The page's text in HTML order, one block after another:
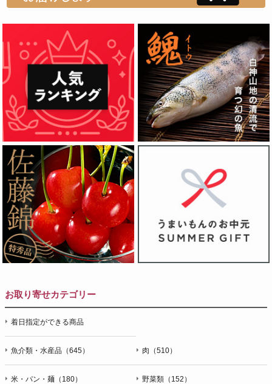
お取り寄せカテゴリー
着日指定ができる商品
魚介類・水産品（645） 肉（510）
米・パン・麺（180） 野菜類（152）